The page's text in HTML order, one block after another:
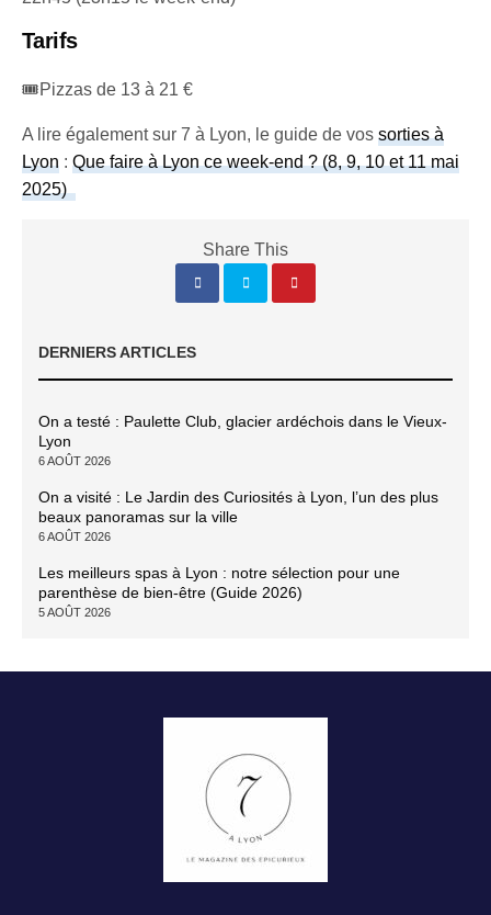
Tarifs
🎟️Pizzas de 13 à 21 €
A lire également sur 7 à Lyon, le guide de vossorties à
Lyon :Que faire à Lyon ce week-end ? (8, 9, 10 et 11 mai
2025)
Share This
DERNIERS ARTICLES
On a testé : Paulette Club, glacier ardéchois dans le Vieux-
Lyon
6 AOÛT 2026
On a visité : Le Jardin des Curiosités à Lyon, l’un des plus
beaux panoramas sur la ville
6 AOÛT 2026
Les meilleurs spas à Lyon : notre sélection pour une
parenthèse de bien-être (Guide 2026)
5 AOÛT 2026